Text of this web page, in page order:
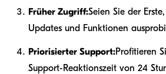
Früher Zugriff:Seien Sie der
Updates und Funktionen
Priorisierter Support:Profitieren
Support-Reaktionszeit von 24